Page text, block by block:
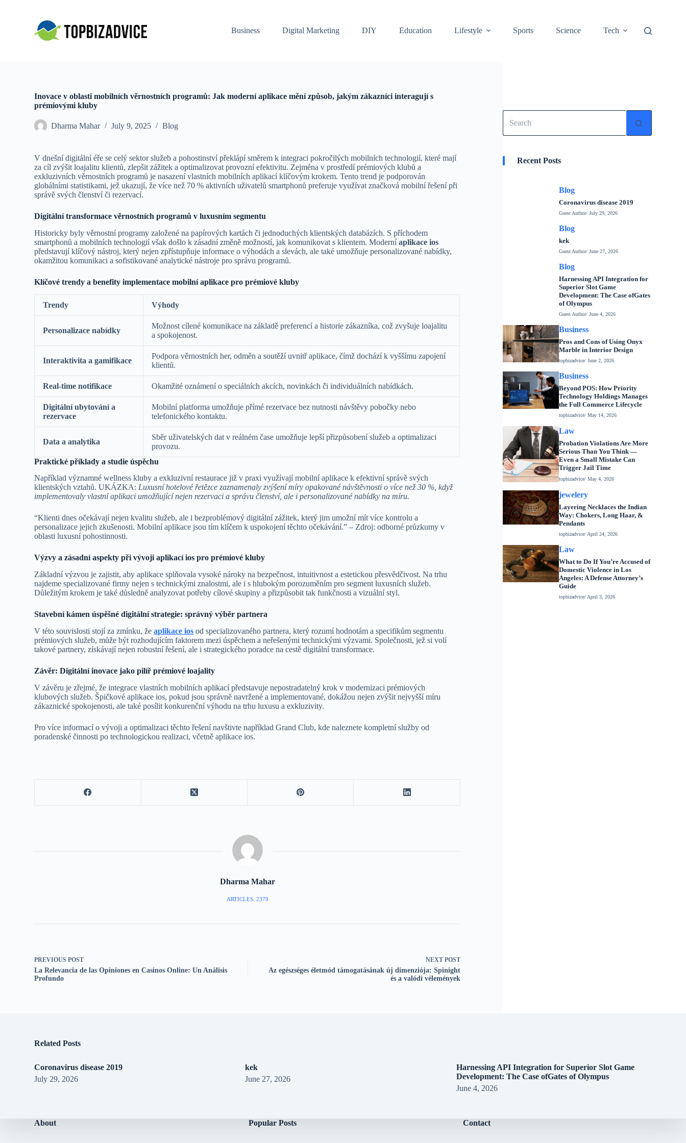
Business Digital Marketing DIY Education Lifestyle Sports Science Tech
Inovace v oblasti mobilních věrnostních programů: Jak moderní aplikace mění způsob, jakým zákazníci interagují s
prémiovými kluby
Dharma Mahar July 9, 2025 Blog
V dnešní digitální éře se celý sektor služeb a pohostinství překlápí směrem k integraci pokročilých mobilních technologií, které mají
za cíl zvýšit loajalitu klientů, zlepšit zážitek a optimalizovat provozní efektivitu. Zejména v prostředí prémiových klubů a
exkluzivních věrnostních programů je nasazení vlastních mobilních aplikací klíčovým krokem. Tento trend je podporován
globálními statistikami, jež ukazují, ževíce než 70 % aktivních uživatelů smartphonů preferuje využívat značková mobilní řešení při
správě svých členství či rezervací.
Digitální transformace věrnostních programů v luxusním segmentu
Historicky byly věrnostní programy založené na papírových kartách či jednoduchých klientských databázích. S příchodem
smartphonů a mobilních technologií však došlo k zásadní změně možností, jak komunikovat s klientem. Moderníaplikace ios
představují klíčový nástroj, který nejen zpřístupňuje informace o výhodách a slevách, ale také umožňuje personalizované nabídky,
okamžitou komunikaci a sofistikované analytické nástroje pro správu programů.
Klíčové trendy a benefity implementace mobilní aplikace pro prémiové kluby
Trendy Výhody
Personalizace nabídky
Možnost cílené komunikace na základě preferencí a historie zákazníka, což zvyšuje loajalitu
a spokojenost.
Interaktivita a gamifikace
Podpora věrnostních her, odměn a soutěží uvnitř aplikace, čímž dochází k vyššímu zapojení
klientů.
Real-time notifikace Okamžité oznámení o speciálních akcích, novinkách či individuálních nabídkách.
Digitální ubytování a
rezervace
Mobilní platforma umožňuje přímé rezervace bez nutnosti návštěvy pobočky nebo
telefonického kontaktu.
Data a analytika
Sběr uživatelských dat v reálném čase umožňuje lepší přizpůsobení služeb a optimalizaci
provozu.
Praktické příklady a studie úspěchu
Například významné wellness kluby a exkluzivní restaurace již v praxi využívají mobilní aplikace k efektivní správě svých
klientských vztahů. UKÁZKA: Luxusní hotelové řetězce zaznamenaly zvýšení míry opakované návštěvnosti o více než 30 %, když
implementovaly vlastní aplikaci umožňující nejen rezervaci a správu členství, ale i personalizované nabídky na míru.
“Klienti dnes očekávají nejen kvalitu služeb, ale i bezproblémový digitální zážitek, který jim umožní mít více kontrolu a
personalizace jejich zkušenosti. Mobilní aplikace jsou tím klíčem k uspokojení těchto očekávání.” – Zdroj: odborné průzkumy v
oblasti luxusní pohostinnosti.
Výzvy a zásadní aspekty při vývoji aplikací ios pro prémiové kluby
Základní výzvou je zajistit, aby aplikace splňovala vysoké nároky na bezpečnost, intuitivnost a estetickou přesvědčivost. Na trhu
najdeme specializované firmy nejen s technickými znalostmi, ale i s hlubokým porozuměním pro segment luxusních služeb.
Důležitým krokem je také důsledně analyzovat potřeby cílové skupiny a přizpůsobit tak funkčnosti a vizuální styl.
Stavební kámen úspěšné digitální strategie: správný výběr partnera
V této souvislosti stojí za zmínku, žeaplikace ios od specializovaného partnera, který rozumí hodnotám a specifikům segmentu
prémiových služeb, může být rozhodujícím faktorem mezi úspěchem a neřešenými technickými výzvami. Společnosti, jež si volí
takové partnery, získávají nejen robustní řešení, ale i strategického poradce na cestě digitální transformace.
Závěr: Digitální inovace jako pilíř prémiové loajality
V závěru je zřejmé, že integrace vlastních mobilních aplikací představuje nepostradatelný krok v modernizaci prémiových
klubových služeb. Špičkové aplikace ios, pokud jsou správně navržené a implementované, dokážou nejen zvýšit nejvyšší míru
zákaznické spokojenosti, ale také posílit konkurenční výhodu na trhu luxusu a exkluzivity.
Pro více informací o vývoji a optimalizaci těchto řešení navštivte například Grand Club, kde naleznete kompletní služby od
poradenské činnosti po technologickou realizaci, včetně aplikace ios.
Dharma Mahar
ARTICLES: 2379
PREVIOUSPOST
La Relevancia de las Opiniones en Casinos Online: Un Análisis
Profundo
NEXT POST
Az egészséges életmód támogatásának új dimenziója: Spinight
és a valódi vélemények
No
results
Recent Posts
Blog
Coronavirus disease 2019
Guest Author/ July 29, 2026
Blog
kek
Guest Author/ June 27, 2026
Blog
Harnessing API Integration for
Superior Slot Game
Development: The Case ofGates
of Olympus
Guest Author/ June 4, 2026
Business
Pros and Cons of Using Onyx
Marble in Interior Design
topbizadvice/ June 2, 2026
Business
Beyond POS: How Priority
Technology Holdings Manages
the Full Commerce Lifecycle
topbizadvice/ May 14, 2026
Law
Probation Violations Are More
Serious Than You Think —
Even a Small Mistake Can
Trigger Jail Time
topbizadvice/ May 4, 2026
jewelery
Layering Necklaces the Indian
Way: Chokers, Long Haar, &
Pendants
topbizadvice/ April 24, 2026
Law
What to Do If You’re Accused of
Domestic Violence in Los
Angeles: A Defense Attorney’s
Guide
topbizadvice/ April 3, 2026
Related Posts
Coronavirus disease 2019
July 29, 2026
kek
June 27, 2026
Harnessing API Integration for Superior Slot Game
Development: The Case ofGates of Olympus
June 4, 2026
About Popular Posts Contact